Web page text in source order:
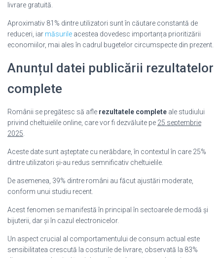
livrare gratuită.
Aproximativ 81% dintre utilizatori sunt în căutare constantă de
reduceri, iar măsurile acestea dovedesc importanța prioritizării
economiilor, mai ales în cadrul bugetelor circumspecte din prezent.
Anunțul datei publicării rezultatelor
complete
Românii se pregătesc să afle rezultatele complete ale studiului
privind cheltuielile online, care vor fi dezvăluite pe 25 septembrie
2025
Aceste date sunt așteptate cu nerăbdare, în contextul în care 25%
dintre utilizatori și-au redus semnificativ cheltuielile.
De asemenea, 39% dintre români au făcut ajustări moderate,
conform unui studiu recent.
Acest fenomen se manifestă în principal în sectoarele de modă și
bijuterii, dar și în cazul electronicelor.
Un aspect crucial al comportamentului de consum actual este
sensibilitatea crescută la costurile de livrare, observată la 83%